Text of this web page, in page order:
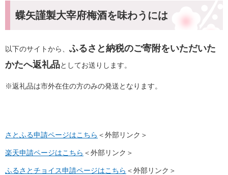
蝶矢謹製大宰府梅酒を味わうには
以下のサイトから、 ふるさと納税のご寄附をいただいた
かたへ返礼品としてお送りします。
※返礼品は市外在住の方のみの発送となります。
さとふる申請ページはこちら ＜外部リンク＞
楽天申請ページはこちら ＜外部リンク＞
ふるさとチョイス申請ページはこちら ＜外部リンク＞